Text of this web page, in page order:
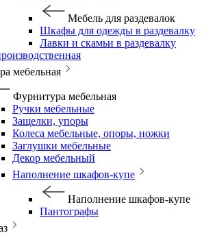
Мебель для раздевалок
Шкафы для одежды в раздевалку
Лавки и скамьи в раздевалку
мебельная
Фурнитура мебельная
Ручки мебельные
Защелки, упоры
Колеса мебельные, опоры, ножки
Заглушки мебельные
Декор мебельный
Наполнение шкафов-купе
Наполнение шкафов-купе
Пантографы